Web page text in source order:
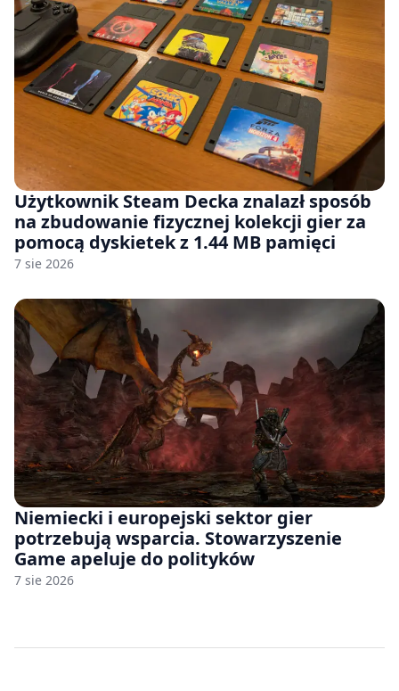
Użytkownik Steam Decka znalazł sposób
na zbudowanie fizycznej kolekcji gier za
pomocą dyskietek z 1.44 MB pamięci
7 sie 2026
Niemiecki i europejski sektor gier
potrzebują wsparcia. Stowarzyszenie
Game apeluje do polityków
7 sie 2026